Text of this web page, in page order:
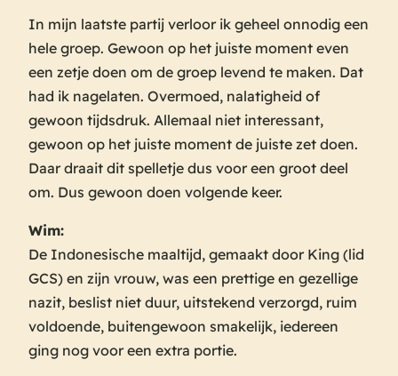
In mijn laatste partij verloor ik geheel onnodig een
hele groep. Gewoon op het juiste moment even
een zetje doen om de groep levend te maken. Dat
had ik nagelaten. Overmoed, nalatigheid of
gewoon tijdsdruk. Allemaal niet interessant,
gewoon op het juiste moment de juiste zet doen.
Daar draait dit spelletje dus voor een groot deel
om. Dus gewoon doen volgende keer.
Wim:
De Indonesische maaltijd, gemaakt door King (lid
GCS) en zijn vrouw, was een prettige en gezellige
nazit, beslist niet duur, uitstekend verzorgd, ruim
voldoende, buitengewoon smakelijk, iedereen
ging nog voor een extra portie.